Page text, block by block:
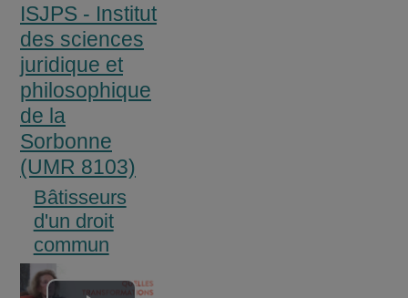
ISJPS - Institut
des sciences
juridique et
philosophique
de la
Sorbonne
(UMR 8103)
Bâtisseurs
d'un droit
commun